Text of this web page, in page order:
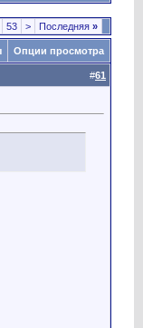
53 > Последняя »
Опции просмотра
#61